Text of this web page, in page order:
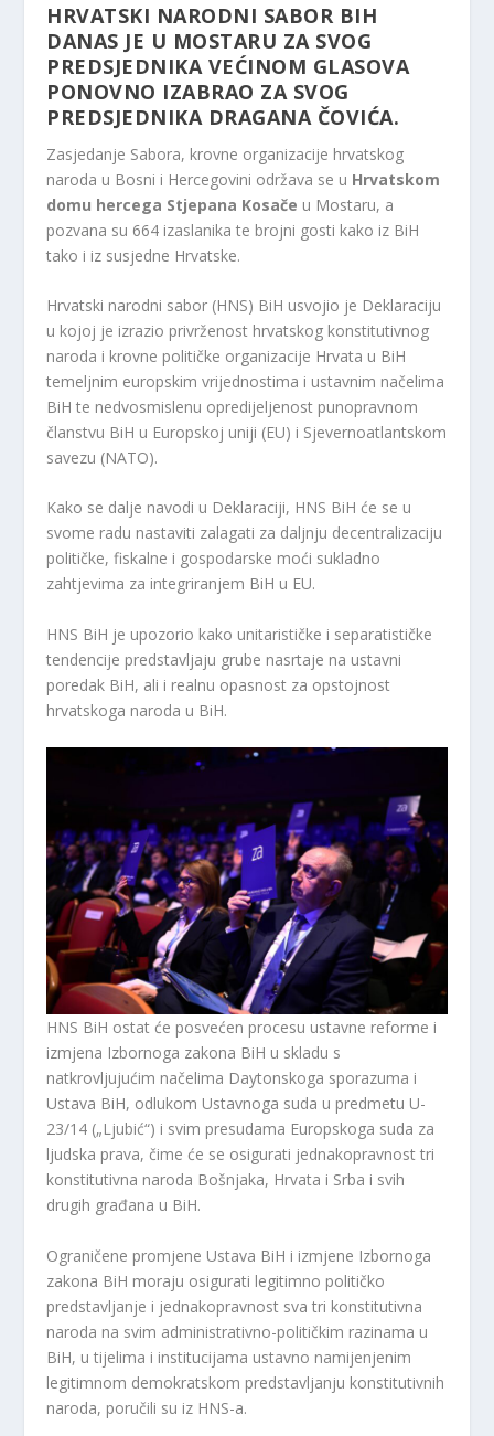
HRVATSKI NARODNI SABOR BIH
DANAS JE U MOSTARU ZA SVOG
PREDSJEDNIKA VEĆINOM GLASOVA
PONOVNO IZABRAO ZA SVOG
PREDSJEDNIKA DRAGANA ČOVIĆA.
Zasjedanje Sabora, krovne organizacije hrvatskog
naroda u Bosni i Hercegovini održava se u Hrvatskom
domu hercega Stjepana Kosače u Mostaru, a
pozvana su 664 izaslanika te brojni gosti kako iz BiH
tako i iz susjedne Hrvatske.
Hrvatski narodni sabor (HNS) BiH usvojio je Deklaraciju
u kojoj je izrazio privrženost hrvatskog konstitutivnog
naroda i krovne političke organizacije Hrvata u BiH
temeljnim europskim vrijednostima i ustavnim načelima
BiH te nedvosmislenu opredijeljenost punopravnom
članstvu BiH u Europskoj uniji (EU) i Sjevernoatlantskom
savezu (NATO).
Kako se dalje navodi u Deklaraciji, HNS BiH će se u
svome radu nastaviti zalagati za daljnju decentralizaciju
političke, fiskalne i gospodarske moći sukladno
zahtjevima za integriranjem BiH u EU.
HNS BiH je upozorio kako unitarističke i separatističke
tendencije predstavljaju grube nasrtaje na ustavni
poredak BiH, ali i realnu opasnost za opstojnost
hrvatskoga naroda u BiH.
HNS BiH ostat će posvećen procesu ustavne reforme i
izmjena Izbornoga zakona BiH u skladu s
natkrovljujućim načelima Daytonskoga sporazuma i
Ustava BiH, odlukom Ustavnoga suda u predmetu U-
23/14 („Ljubić“) i svim presudama Europskoga suda za
ljudska prava, čime će se osigurati jednakopravnost tri
konstitutivna naroda Bošnjaka, Hrvata i Srba i svih
drugih građana u BiH.
Ograničene promjene Ustava BiH i izmjene Izbornoga
zakona BiH moraju osigurati legitimno političko
predstavljanje i jednakopravnost sva tri konstitutivna
naroda na svim administrativno-političkim razinama u
BiH, u tijelima i institucijama ustavno namijenjenim
legitimnom demokratskom predstavljanju konstitutivnih
naroda, poručili su iz HNS-a.